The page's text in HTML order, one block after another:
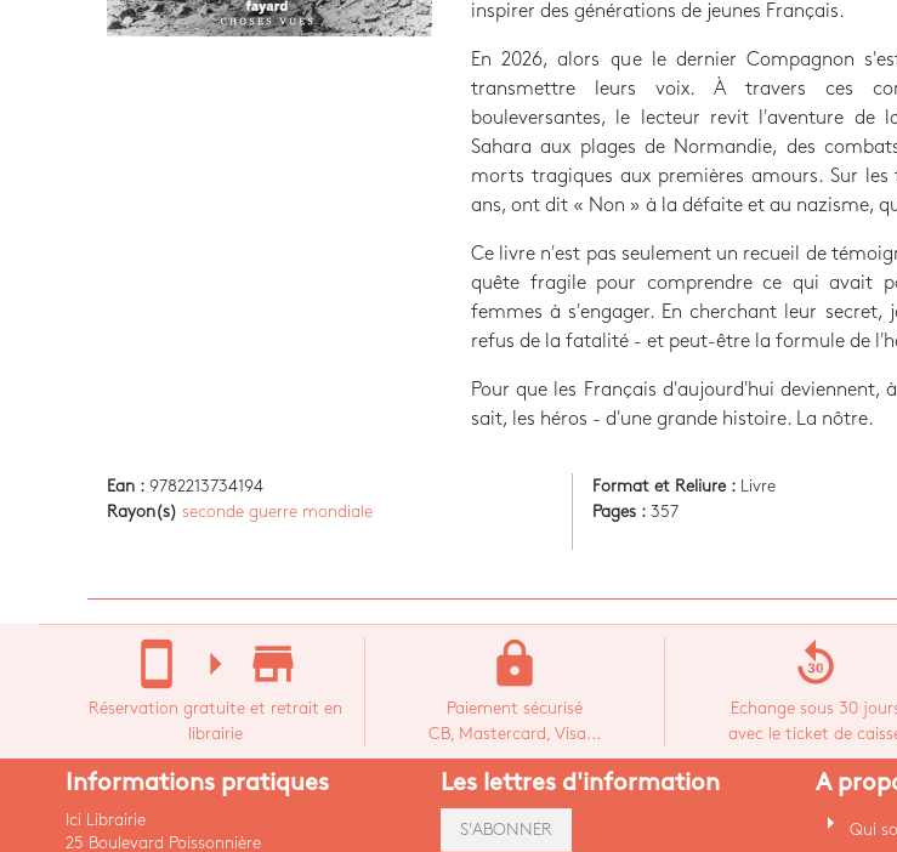
inspirer des générations de jeunes Français.
En 2026, alors que le dernier Compagnon
transmettre leurs voix. À travers ces
bouleversantes, le lecteur revit l'aventure de
Sahara aux plages de Normandie, des
morts tragiques aux premières amours. Sur les
ans, ont dit « Non » à la défaite et au nazisme,
Ce livre n'est pas seulement un recueil de
quête fragile pour comprendre ce qui avait
femmes à s'engager. En cherchant leur secret,
refus de la fatalité - et peut-être la formule de
Pour que les Français d'aujourd'hui
sait, les héros - d'une grande histoire. La nôtre.
Ean : 9782213734194
Rayon(s) seconde guerre mondiale
Format et Reliure :
Livre
Pages : 357
stay_current_portrait arrow_right store_mall_directory
Réservation gratuite et retrait en
librairie
lock
Paiement sécurisé
CB, Mastercard, Visa...
replay_30
Echange sous 30
avec le ticket de
Informations pratiques
Ici Librairie
25 Boulevard Poissonnière
Les lettres d'information
S'ABONNER
A
arrow_right Qui